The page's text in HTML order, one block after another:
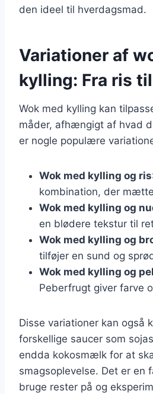
den ideel til hverdagsmad.
Variationer af
kylling: Fra ris
Wok med kylling kan
måder, afhængigt af hvad
er nogle populære
Wok med kylling og ris
kombination, der
Wok med kylling og
en blødere tekstur til
Wok med kylling og
tilføjer en sund og
Wok med kylling og
Peberfrugt giver farve
Disse variationer kan også
forskellige saucer som
endda kokosmælk for at
smagsoplevelse. Det er en
bruge rester på og